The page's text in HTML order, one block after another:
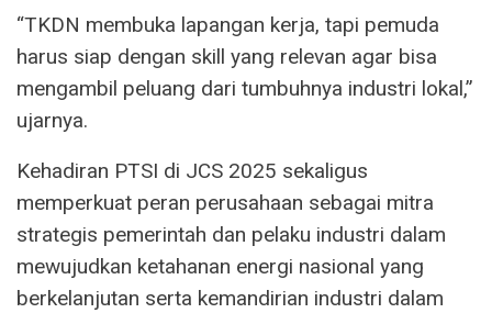
“TKDN membuka lapangan kerja, tapi pemuda
harus siap dengan skill yang relevan agar bisa
mengambil peluang dari tumbuhnya industri lokal,”
ujarnya.
Kehadiran PTSI di JCS 2025 sekaligus
memperkuat peran perusahaan sebagai mitra
strategis pemerintah dan pelaku industri dalam
mewujudkan ketahanan energi nasional yang
berkelanjutan serta kemandirian industri dalam